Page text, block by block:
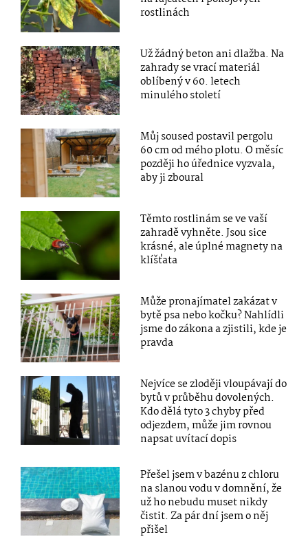
rostlinách
Už žádný beton ani dlažba. Na
zahrady se vrací materiál
oblíbený v 60. letech
minulého století
Můj soused postavil pergolu
60 cm od mého plotu. O měsíc
později ho úřednice vyzvala,
aby ji zboural
Těmto rostlinám se ve vaší
zahradě vyhněte. Jsou sice
krásné, ale úplné magnety na
klíšťata
Může pronajímatel zakázat v
bytě psa nebo kočku? Nahlídli
jsme do zákona a zjistili, kde je
pravda
Nejvíce se zloději vloupávají do
bytů v průběhu dovolených.
Kdo dělá tyto 3 chyby před
odjezdem, může jim rovnou
napsat uvítací dopis
Přešel jsem v bazénu z chloru
na slanou vodu v domnění, že
už ho nebudu muset nikdy
čistit. Za pár dní jsem o něj
přišel